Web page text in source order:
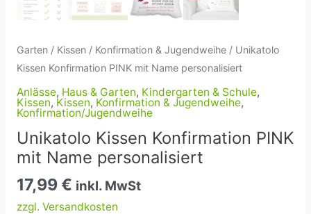
Garten/ Kissen/ Konfirmation & Jugendweihe/ Unikatolo
Kissen Konfirmation PINK mit Name personalisiert
Anlässe, Haus & Garten, Kindergarten & Schule,
Kissen, Kissen, Konfirmation & Jugendweihe,
Konfirmation/Jugendweihe
Unikatolo Kissen Konfirmation PINK
mit Name personalisiert
17,99€ inkl. MwSt
zzgl. Versandkosten